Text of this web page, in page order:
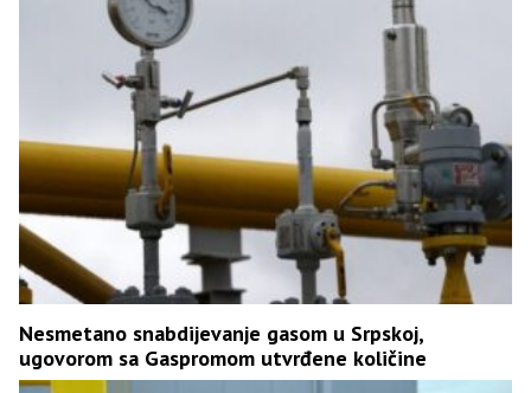
Nesmetano snabdijevanje gasom u Srpskoj,
ugovorom sa Gaspromom utvrđene količine